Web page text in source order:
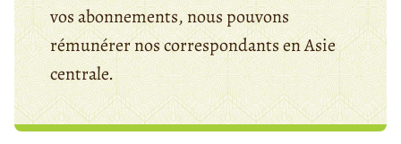
vos abonnements, nous pouvons
rémunérer nos correspondants en Asie
centrale.